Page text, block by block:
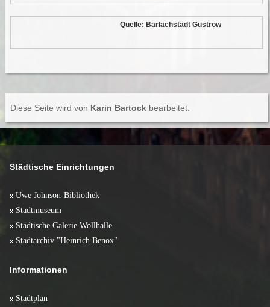
Quelle: Barlachstadt Güstrow
Diese Seite wird von Karin Bartockbearbeitet.
Städtische Einrichtungen
Uwe Johnson-Bibliothek
Stadtmuseum
Städtische Galerie Wollhalle
Stadtarchiv "Heinrich Benox"
Informationen
Stadtplan